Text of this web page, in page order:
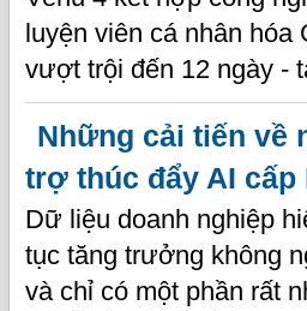
luyện viên cá nhân
vượt trội đến 12 ngày -
Những cải tiến về
trợ thúc đẩy AI cấp
Dữ liệu doanh nghiệp
tục tăng trưởng không
và chỉ có một phần rất